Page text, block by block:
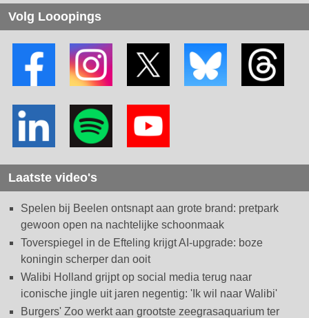
Volg Looopings
Laatste video's
Spelen bij Beelen ontsnapt aan grote brand: pretpark
gewoon open na nachtelijke schoonmaak
Toverspiegel in de Efteling krijgt AI-upgrade: boze
koningin scherper dan ooit
Walibi Holland grijpt op social media terug naar
iconische jingle uit jaren negentig: 'Ik wil naar Walibi'
Burgers' Zoo werkt aan grootste zeegrasaquarium ter